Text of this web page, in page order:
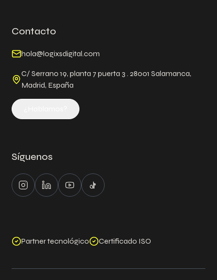
Contacto
hola@logixsdigital.com
C/ Serrano 19, planta 7 puerta 3 . 28001 Salamanca,
Madrid, España
Síguenos
InstagramLinkedInYoutubeTiktok
Partner tecnológico Certificado ISO